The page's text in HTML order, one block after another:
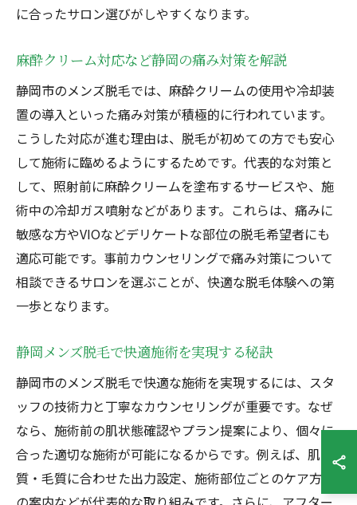
に合ったサロン選びがしやすくなります。
麻酔クリーム対応など静岡の痛み対策を解説
静岡市のメンズ脱毛では、麻酔クリームの使用や冷却装
置の導入といった痛み対策が積極的に行われています。
こうした対応が進む理由は、脱毛が初めての方でも安心
して施術に臨めるようにするためです。代表的な対策と
して、照射前に麻酔クリームを塗布するサービスや、施
術中の冷却ガス噴射などがあります。これらは、痛みに
敏感な方やVIOなどデリケートな部位の脱毛希望者にも
適応可能です。事前カウンセリングで痛み対策について
相談できるサロンを選ぶことが、快適な脱毛体験への第
一歩となります。
静岡メンズ脱毛で快適施術を実現する秘訣
静岡市のメンズ脱毛で快適な施術を実現するには、スタ
ッフの技術力と丁寧なカウンセリングが重要です。なぜ
なら、施術前の肌状態確認やプラン提案により、個々に
合った適切な施術が可能になるからです。例えば、肌
質・毛質に合わせた出力設定、施術部位ごとのケア方法